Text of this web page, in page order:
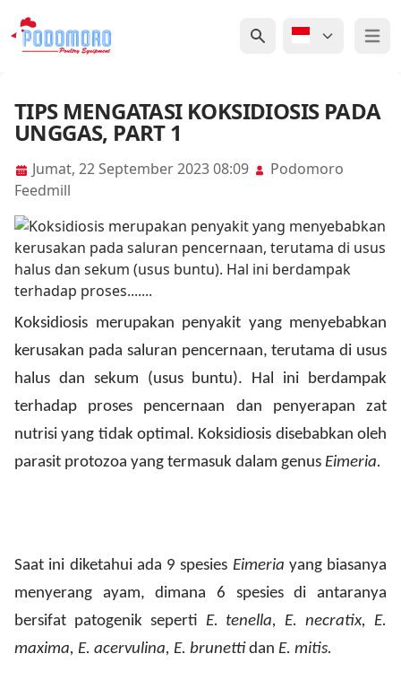
Open
TIPS MENGATASI KOKSIDIOSIS PADA
UNGGAS, PART 1
Jumat, 22 September 2023 08:09
Podomoro
Feedmill
Koksidiosis merupakan penyakit yang menyebabkan
kerusakan pada saluran pencernaan, terutama di usus
halus dan sekum (usus buntu). Hal ini berdampak
terhadap proses pencernaan dan penyerapan zat
nutrisi yang tidak optimal. Koksidiosis disebabkan oleh
parasit protozoa yang termasuk dalam genus Eimeria.
Saat ini diketahui ada 9 spesies Eimeria yang biasanya
menyerang ayam, dimana 6 spesies di antaranya
bersifat patogenik seperti E. tenella, E. necratix, E.
maxima, E. acervulina, E. brunettidan E. mitis.